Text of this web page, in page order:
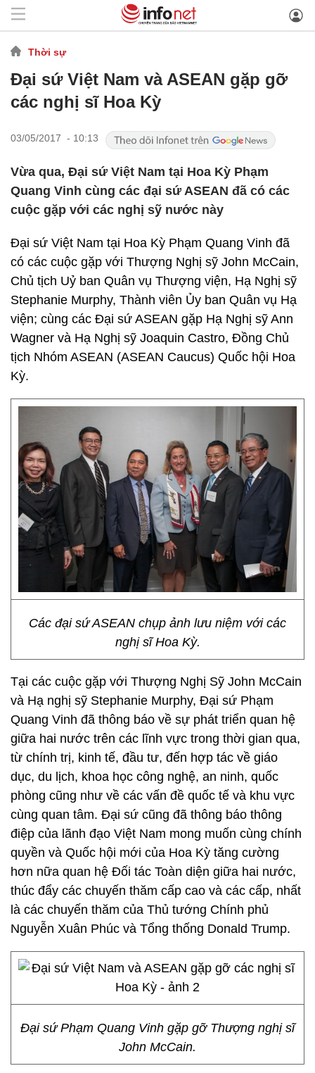
Thời sự
Đại sứ Việt Nam và ASEAN gặp gỡ
các nghị sĩ Hoa Kỳ
03/05/2017 - 10:13
Vừa qua, Đại sứ Việt Nam tại Hoa Kỳ Phạm
Quang Vinh cùng các đại sứ ASEAN đã có các
cuộc gặp với các nghị sỹ nước này
Đại sứ Việt Nam tại Hoa Kỳ Phạm Quang Vinh đã
có các cuộc gặp với Thượng Nghị sỹ John McCain,
Chủ tịch Uỷ ban Quân vụ Thượng viện, Hạ Nghị sỹ
Stephanie Murphy, Thành viên Ủy ban Quân vụ Hạ
viện; cùng các Đại sứ ASEAN gặp Hạ Nghị sỹ Ann
Wagner và Hạ Nghị sỹ Joaquin Castro, Đồng Chủ
tịch Nhóm ASEAN (ASEAN Caucus) Quốc hội Hoa
Kỳ.
Các đại sứ ASEAN chụp ảnh lưu niệm với các
nghị sĩ Hoa Kỳ.
Tại các cuộc gặp với Thượng Nghị Sỹ John McCain
và Hạ nghị sỹ Stephanie Murphy, Đại sứ Phạm
Quang Vinh đã thông báo về sự phát triển quan hệ
giữa hai nước trên các lĩnh vực trong thời gian qua,
từ chính trị, kinh tế, đầu tư, đến hợp tác về giáo
dục, du lịch, khoa học công nghệ, an ninh, quốc
phòng cũng như về các vấn đề quốc tế và khu vực
cùng quan tâm. Đại sứ cũng đã thông báo thông
điệp của lãnh đạo Việt Nam mong muốn cùng chính
quyền và Quốc hội mới của Hoa Kỳ tăng cường
hơn nữa quan hệ Đối tác Toàn diện giữa hai nước,
thúc đẩy các chuyến thăm cấp cao và các cấp, nhất
là các chuyến thăm của Thủ tướng Chính phủ
Nguyễn Xuân Phúc và Tổng thống Donald Trump.
Đại sứ Phạm Quang Vinh gặp gỡ Thượng nghị sĩ
John McCain.